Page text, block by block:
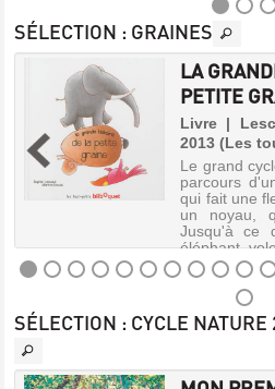
PAPILIERS
LE
PETIT
PEUPLE
LIVRES.
AU
!
[1]
Livre
SÉLECTION : GRAINES
LA
PETITE
Livre |
2013 (Les
Le grand
parcours
qui fait une
un noyau,
Jusqu'à ce
éléphant,
LA
GRANDE
HISTOIRE
SÉLECTION : CYCLE